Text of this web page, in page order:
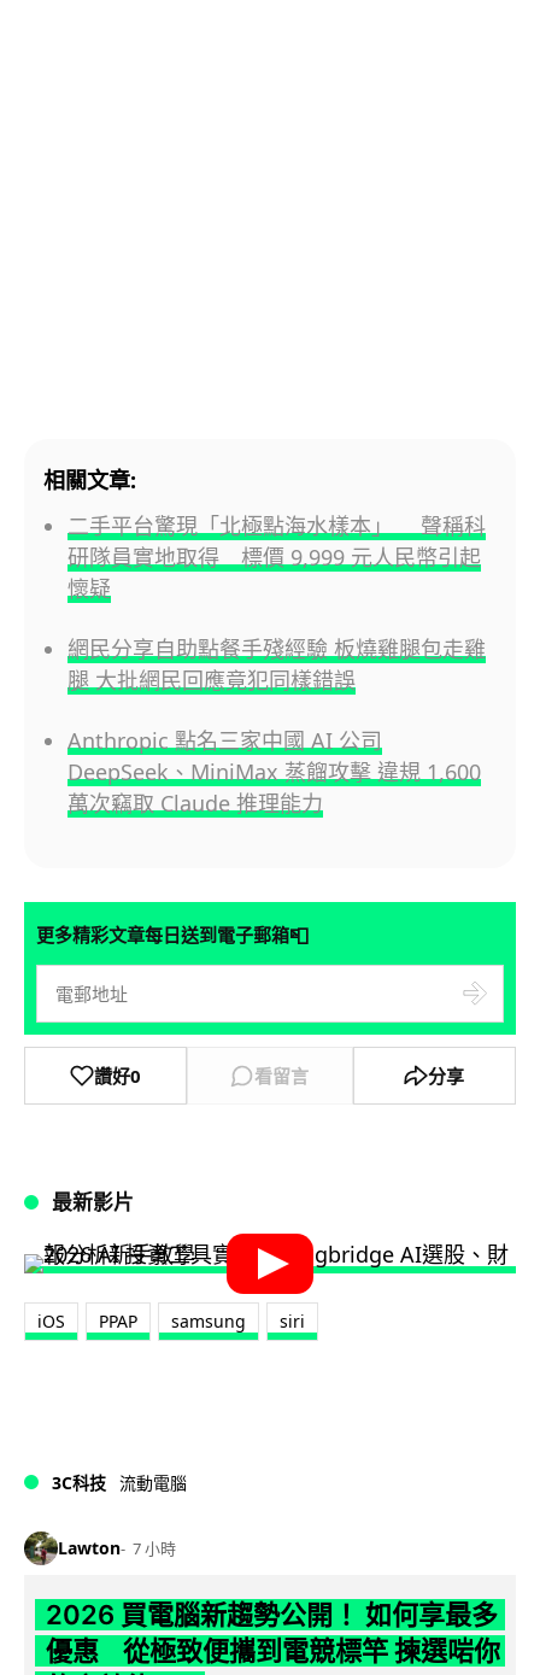
相關文章:
二手平台驚現「北極點海水樣本」 聲稱科
研隊員實地取得 標價 9,999 元人民幣引起
懷疑
網民分享自助點餐手殘經驗 板燒雞腿包走雞
腿 大批網民回應竟犯同樣錯誤
Anthropic 點名三家中國 AI 公司
DeepSeek、MiniMax 蒸餾攻擊 違規 1,600
萬次竊取 Claude 推理能力
更多精彩文章每日送到電子郵箱📮
讚好0 看留言 分享
最新影片
iOS PPAP samsung siri
3C科技 流動電腦
Lawton 7 小時
2026 買電腦新趨勢公開！ 如何享最多
優惠 從極致便攜到電競標竿 揀選啱你